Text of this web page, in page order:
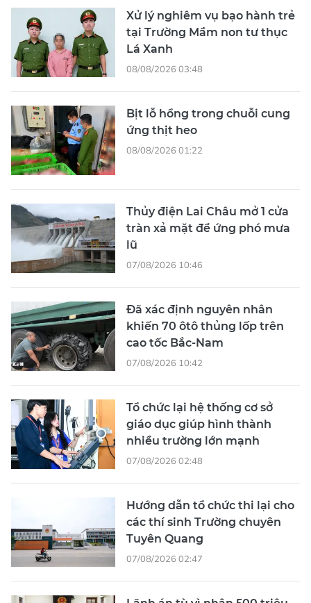
Xử lý nghiêm vụ bạo hành trẻ
tại Trường Mầm non tư thục
Lá Xanh
08/08/2026 03:48
Bịt lỗ hổng trong chuỗi cung
ứng thịt heo
08/08/2026 01:22
Thủy điện Lai Châu mở 1 cửa
tràn xả mặt để ứng phó mưa
lũ
07/08/2026 10:46
Đã xác định nguyên nhân
khiến 70 ôtô thủng lốp trên
cao tốc Bắc-Nam
07/08/2026 10:42
Tổ chức lại hệ thống cơ sở
giáo dục giúp hình thành
nhiều trường lớn mạnh
07/08/2026 02:48
Hướng dẫn tổ chức thi lại cho
các thí sinh Trường chuyên
Tuyên Quang
07/08/2026 02:47